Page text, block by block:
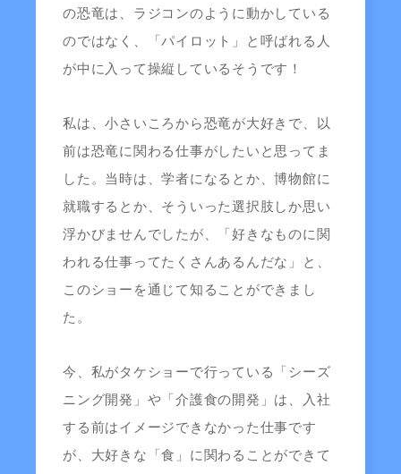
の恐竜は、ラジコンのように動かしている
のではなく、「パイロット」と呼ばれる人
が中に入って操縦しているそうです！
私は、小さいころから恐竜が大好きで、以
前は恐竜に関わる仕事がしたいと思ってま
した。当時は、学者になるとか、博物館に
就職するとか、そういった選択肢しか思い
浮かびませんでしたが、「好きなものに関
われる仕事ってたくさんあるんだな」と、
このショーを通じて知ることができまし
た。
今、私がタケショーで行っている「シーズ
ニング開発」や「介護食の開発」は、入社
する前はイメージできなかった仕事です
が、大好きな「食」に関わることができて